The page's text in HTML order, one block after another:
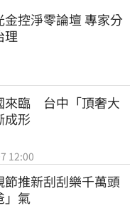
金控淨零論壇 專家分
理
來臨　台中「頂奢大
成形
12:00
節推新刮刮樂千萬頭
」氣